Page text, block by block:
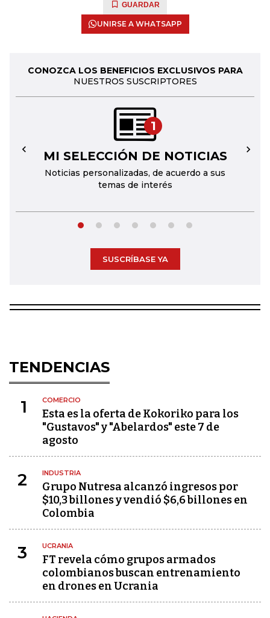
GUARDAR
UNIRSE A WHATSAPP
CONOZCA LOS BENEFICIOS EXCLUSIVOS PARA
NUESTROS SUSCRIPTORES
1
MI SELECCIÓN DE NOTICIAS
Noticias personalizadas, de acuerdo a sus
temas de interés
← →
SUSCRÍBASE YA
TENDENCIAS
1 COMERCIO
Esta es la oferta de Kokoriko para los
"Gustavos" y "Abelardos" este 7 de
agosto
2 INDUSTRIA
Grupo Nutresa alcanzó ingresos por
$10,3 billones y vendió $6,6 billones en
Colombia
3 UCRANIA
FT revela cómo grupos armados
colombianos buscan entrenamiento
en drones en Ucrania